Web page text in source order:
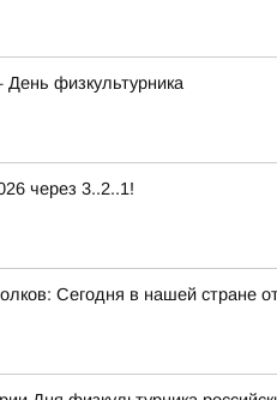
физкультурника
через 3..2..1!
Сегодня в нашей стране